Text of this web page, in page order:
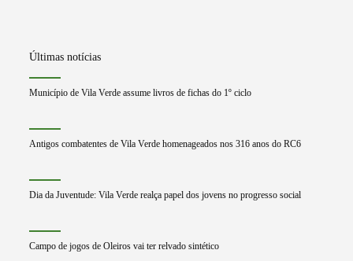
Últimas notícias
Município de Vila Verde assume livros de fichas do 1º ciclo
Antigos combatentes de Vila Verde homenageados nos 316 anos do RC6
Dia da Juventude: Vila Verde realça papel dos jovens no progresso social
Campo de jogos de Oleiros vai ter relvado sintético